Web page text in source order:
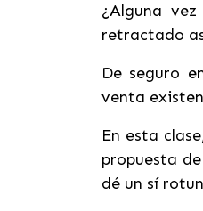
¿Alguna
retractado
De seguro
venta
En esta
propuesta
dé un sí